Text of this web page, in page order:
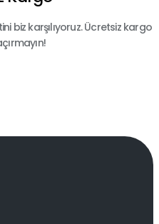
biz karşılıyoruz. Ücretsiz kargo